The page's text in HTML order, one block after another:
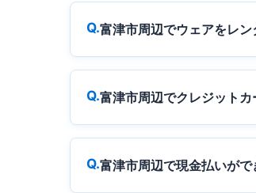
富津市周辺でウェアをレ
富津市周辺でクレジット
富津市周辺で現金払いが